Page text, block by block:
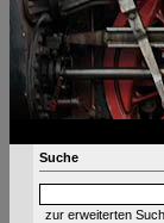
Suche
zur erweiterten